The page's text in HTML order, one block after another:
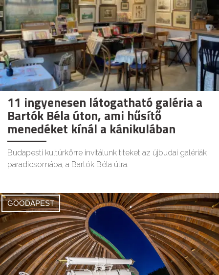
11 ingyenesen látogatható galéria a
Bartók Béla úton, ami hűsítő
menedéket kínál a kánikulában
Budapesti kultúrkörre invitálunk titeket az újbudai galériák
paradicsomába, a Bartók Béla útra.
GOODAPEST